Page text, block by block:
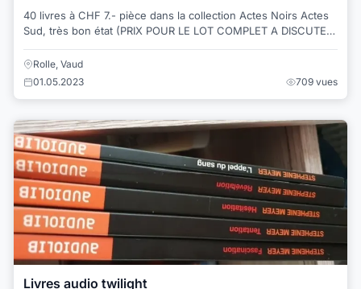
40 livres à CHF 7.- pièce dans la collection Actes Noirs Actes
Sud, très bon état (PRIX POUR LE LOT COMPLET A DISCUTER)
Rolle, Vaud
01.05.2023
709 vues
Livres audio twilight